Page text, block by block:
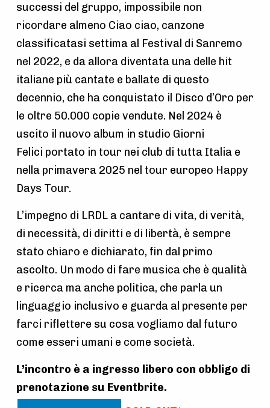
successi del gruppo, impossibile non
ricordare almeno Ciao ciao, canzone
classificatasi settima al Festival di Sanremo
nel 2022, e da allora diventata una delle hit
italiane più cantate e ballate di questo
decennio, che ha conquistato il Disco d’Oro per
le oltre 50.000 copie vendute. Nel 2024 è
uscito il nuovo album in studio Giorni
Felici portato in tour nei club di tutta Italia e
nella primavera 2025 nel tour europeo Happy
Days Tour.
L’impegno di LRDL a cantare di vita, di verità,
di necessità, di diritti e di libertà, è sempre
stato chiaro e dichiarato, fin dal primo
ascolto. Un modo di fare musica che è qualità
e ricerca ma anche politica, che parla un
linguaggio inclusivo e guarda al presente per
farci riflettere su cosa vogliamo dal futuro
come esseri umani e come società.
L’incontro è a ingresso libero con obbligo di
prenotazione su Eventbrite.